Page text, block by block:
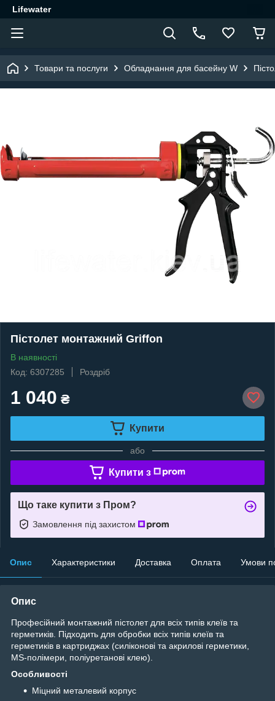
Lifewater
Товари та послуги Обладнання для басейну W
Пістолет монтажний Griffon
В наявності
Код: 6307285
Роздріб
1 040 ₴
Купити
або
Купити з
Що таке купити з Пром?
Замовлення під захистом
Опис Характеристики Доставка Оплата Умови
Опис
Професійний монтажний пістолет для всіх типів клеїв та
герметиків. Підходить для обробки всіх типів клеїв та
герметиків в картриджах (силіконові та акрилові герметики,
MS-полімери, поліуретанові клею).
Особливості
Міцний металевий корпус